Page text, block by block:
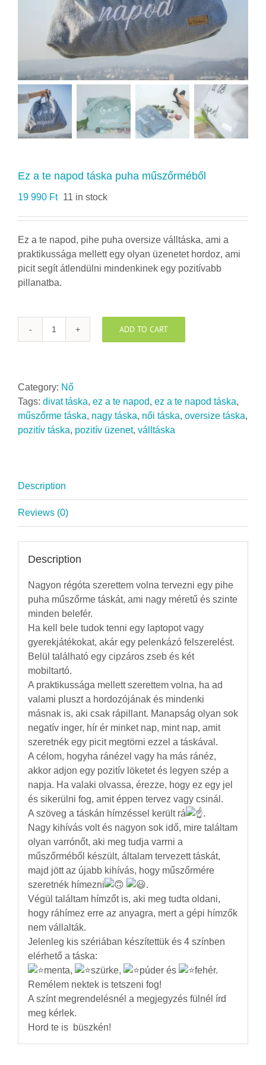
Ez a te napod táska puha műszőrméből
19 990 Ft 11 in stock
Ez a te napod, pihe puha oversize válltáska, ami a
praktikussága mellett egy olyan üzenetet hordoz, ami
picit segít átlendülni mindenkinek egy pozitívabb
pillanatba.
Ez
táska
puha
műszőrméből
quantity
ADD TO CART
Category: Nő
Tags: divat táska, ez a te napod, ez a te napod táska,
műszőrme táska, nagy táska, női táska, oversize táska,
pozitív táska, pozitív üzenet, válltáska
Description
Reviews (0)
Description
Nagyon régóta szerettem volna tervezni egy pihe
puha műszőrme táskát, ami nagy méretű és szinte
minden belefér.
Ha kell bele tudok tenni egy laptopot vagy
gyerekjátékokat, akár egy pelenkázó felszerelést.
Belül található egy cipzáros zseb és két
mobiltartó.
A praktikussága mellett szerettem volna, ha ad
valami pluszt a hordozójának és mindenki
másnak is, aki csak rápillant. Manapság olyan sok
negatív inger, hír ér minket nap, mint nap, amit
szeretnék egy picit megtörni ezzel a táskával.
A célom, hogyha ránézel vagy ha más ránéz,
akkor adjon egy pozitív löketet és legyen szép a
napja. Ha valaki olvassa, érezze, hogy ez egy jel
és sikerülni fog, amit éppen tervez vagy csinál.
A szöveg a táskán hímzéssel került rá
.
Nagy kihívás volt és nagyon sok idő, mire találtam
olyan varrónőt, aki meg tudja varrni a
műszőrméből készült, általam tervezett táskát,
majd jött az újabb kihívás, hogy műszőrmére
szeretnék hímezni
.
Végül találtam hímzőt is, aki meg tudta oldani,
hogy ráhímez erre az anyagra, mert a gépi hímzők
nem vállalták.
Jelenleg kis szériában készítettük és 4 színben
elérhető a táska:
menta,
szürke, púder és
fehér.
Remélem nektek is tetszeni fog!
A színt megrendelésnél a megjegyzés fülnél írd
meg kérlek.
Hord te is büszkén!